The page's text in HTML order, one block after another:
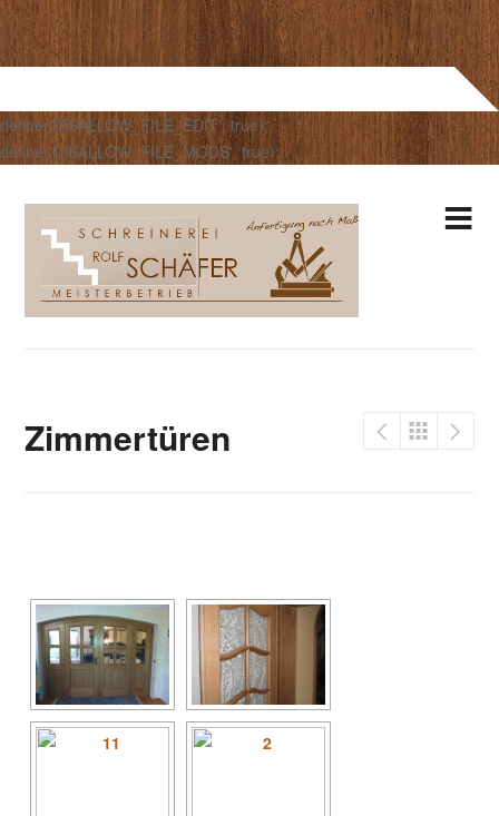
define('DISALLOW_FILE_EDIT', true);
define('DISALLOW_FILE_MODS', true);
Zimmertüren